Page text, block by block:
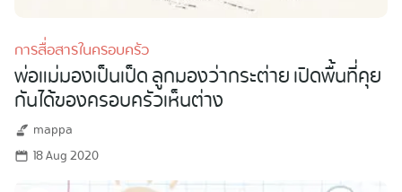
การสื่อสารในครอบครัว
พ่อแม่มองเป็นเป็ด ลูกมองว่ากระต่าย เปิดพื้นที่คุย
กันได้ของครอบครัวเห็นต่าง
mappa
18 Aug 2020